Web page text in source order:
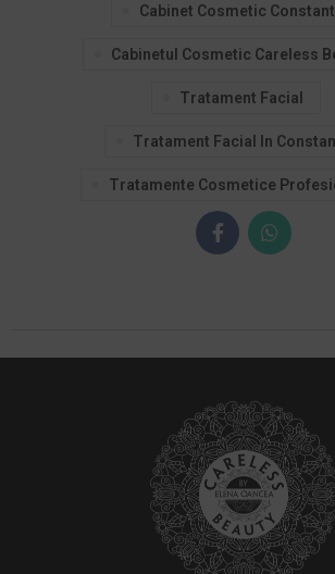
Cabinet Cosmetic
Cabinetul Cosmetic Careless
Tratament Facial
Tratament Facial In
Tratamente Cosmetice